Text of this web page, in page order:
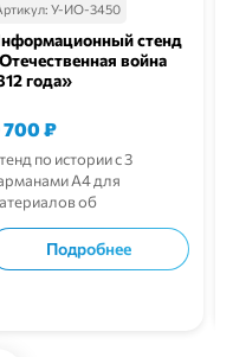
У-ИО-3450
стенд
война
года»
700₽
по истории с 3
А4 для
об
Подробнее